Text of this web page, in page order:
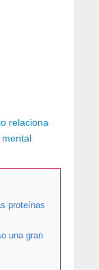
relaciona
proteínas
una gran